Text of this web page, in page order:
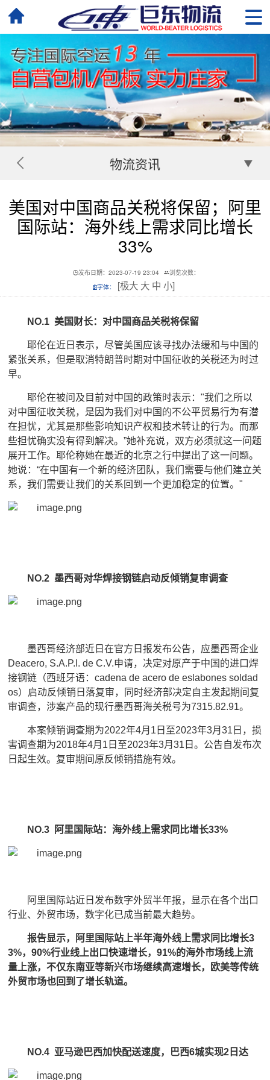
物流资讯
美国对中国商品关税将保留；阿里
国际站：海外线上需求同比增长
33%
发布日期：2023-07-19 23:04
浏览次数：
字体：
[极大 大 中 小]
NO.1 美国财长：对中国商品关税将保留
耶伦在近日表示，尽管美国应该寻找办法缓和与中国的
紧张关系，但是取消特朗普时期对中国征收的关税还为时过
早。
耶伦在被问及目前对中国的政策时表示："我们之所以
对中国征收关税，是因为我们对中国的不公平贸易行为有潜
在担忧，尤其是那些影响知识产权和技术转让的行为。而那
些担忧确实没有得到解决。”她补充说，双方必须就这一问题
展开工作。耶伦称她在最近的北京之行中提出了这一问题。
她说：“在中国有一个新的经济团队，我们需要与他们建立关
系，我们需要让我们的关系回到一个更加稳定的位置。"
NO.2 墨西哥对华焊接钢链启动反倾销复审调查
墨西哥经济部近日在官方日报发布公告，应墨西哥企业
Deacero, S.A.P.I. de C.V.申请，决定对原产于中国的进口焊
接钢链（西班牙语：cadena de acero de eslabones soldad
os）启动反倾销日落复审，同时经济部决定自主发起期间复
审调查，涉案产品的现行墨西哥海关税号为7315.82.91。
本案倾销调查期为2022年4月1日至2023年3月31日，损
害调查期为2018年4月1日至2023年3月31日。公告自发布次
日起生效。复审期间原反倾销措施有效。
NO.3 阿里国际站：海外线上需求同比增长33%
阿里国际站近日发布数字外贸半年报，显示在各个出口
行业、外贸市场，数字化已成当前最大趋势。
报告显示，阿里国际站上半年海外线上需求同比增长3
3%，90%行业线上出口快速增长，91%的海外市场线上流
量上涨，不仅东南亚等新兴市场继续高速增长，欧美等传统
外贸市场也回到了增长轨道。
NO.4 亚马逊巴西加快配送速度，巴西6城实现2日达